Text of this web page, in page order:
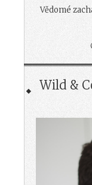
Vědomé
Wild &